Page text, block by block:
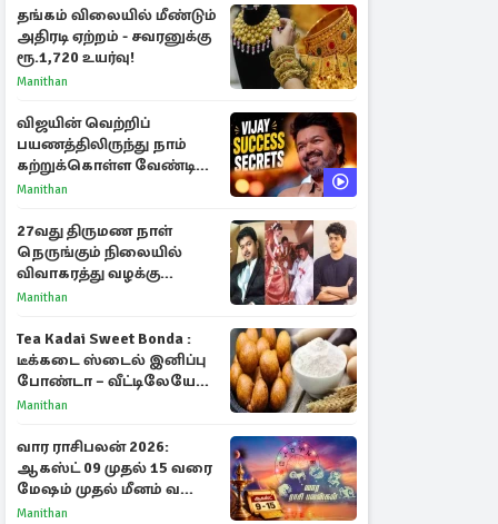
தங்கம் விலையில் மீண்டும்
அதிரடி ஏற்றம் - சவரனுக்கு
ரூ.1,720 உயர்வு!
Manithan
விஜயின் வெற்றிப்
பயணத்திலிருந்து நாம்
கற்றுக்கொள்ள வேண்டிய
முக்கிய 3 விடயங்கள்!
Manithan
27வது திருமண நாள்
நெருங்கும் நிலையில்
விவாகரத்து வழக்கு
வாபஸ்! விஜய்யுடன்
Manithan
Tea Kadai Sweet Bonda :
டீக்கடை ஸ்டைல் இனிப்பு
போண்டா – வீட்டிலேயே
செய்வது எப்படி?
Manithan
வார ராசிபலன் 2026:
ஆகஸ்ட் 09 முதல் 15 வரை
மேஷம் முதல் மீனம் வரை
முழு பலன்கள்
Manithan